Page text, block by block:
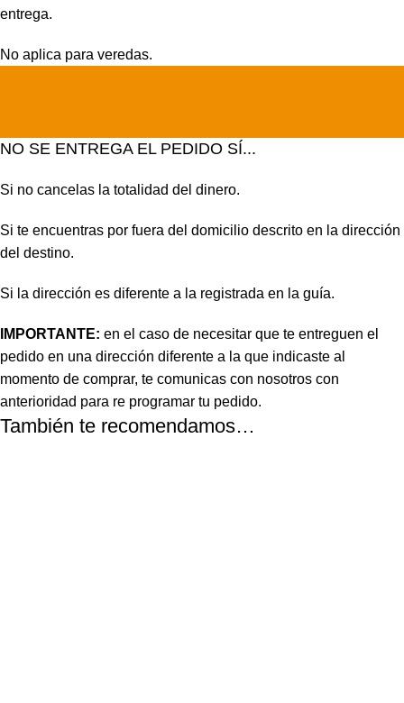
entrega.
No aplica para veredas.
NO SE ENTREGA EL PEDIDO SÍ...
Si no cancelas la totalidad del dinero.
Si te encuentras por fuera del domicilio descrito en la dirección
del destino.
Si la dirección es diferente a la registrada en la guía.
IMPORTANTE: en el caso de necesitar que te entreguen el
pedido en una dirección diferente a la que indicaste al
momento de comprar, te comunicas con nosotros con
anterioridad para re programar tu pedido.
También te recomendamos…